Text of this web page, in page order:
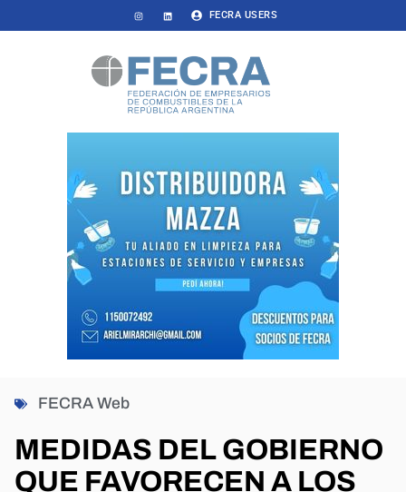
FECRA USERS
FECRA Web
MEDIDAS DEL GOBIERNO
QUE FAVORECEN A LOS